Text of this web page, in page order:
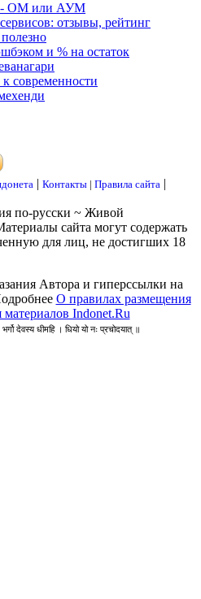
- ОМ или АУМ
отзывы, рейтинг
и % на остаток
современности
| Контакты | Правила сайта |
по-русски ~ Живой
сайта могут содержать
для лиц, не достигших 18
Автора и гиперссылки на
О правилах размещения
материалов Indonet.Ru
देवस्य धीमहि । धियो यो नः प्रचोदयात् ॥